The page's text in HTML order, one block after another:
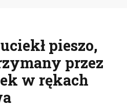
pieszo,
przez
w rękach